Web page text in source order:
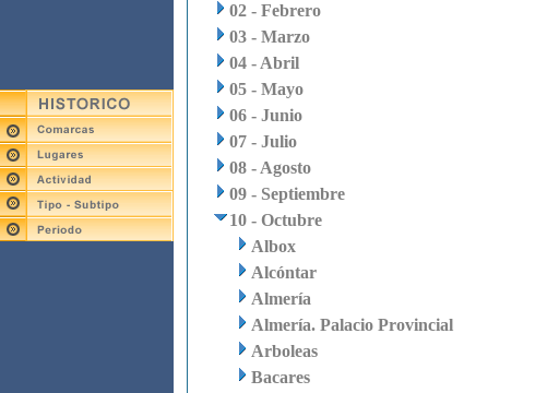
02 - Febrero
03 - Marzo
04 - Abril
05 - Mayo
06 - Junio
07 - Julio
08 - Agosto
09 - Septiembre
10 - Octubre
Albox
Alcóntar
Almería
Almería. Palacio Provincial
Arboleas
Bacares